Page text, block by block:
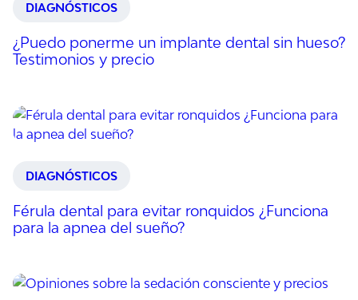
DIAGNÓSTICOS
¿Puedo ponerme un implante dental sin hueso?
Testimonios y precio
DIAGNÓSTICOS
Férula dental para evitar ronquidos ¿Funciona
para la apnea del sueño?